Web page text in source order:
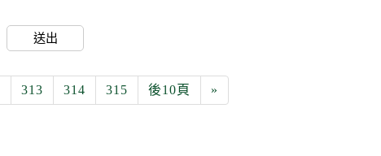
送出
313 314 315 後10頁 »